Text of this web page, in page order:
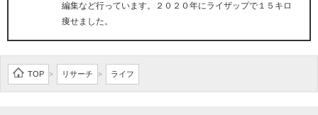
編集など行っています。２０２０年にライザップで１５キロ
痩せました。
TOP > リサーチ > ライフ